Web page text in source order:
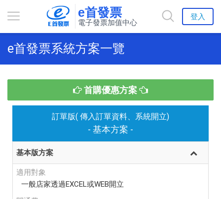
e首發票
電子發票加值中心
登入
e首發票系統方案一覽
首購優惠方案
訂單版( 傳入訂單資料、系統開立)
- 基本方案 -
基本版方案
適用對象
一般店家透過EXCEL或WEB開立